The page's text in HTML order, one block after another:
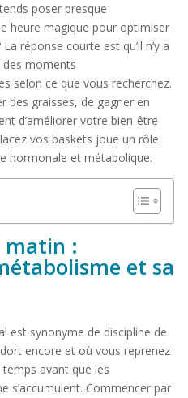
poser presque
heure magique pour optimiser
réponse courte est qu’il n’y a
des moments
selon ce que vous recherchez.
des graisses, de gagner en
d’améliorer votre bien-être
vos baskets joue un rôle
hormonale et métabolique.
matin :
et sa
est synonyme de discipline de
encore et où vous reprenez
avant que les
s’accumulent. Commencer par